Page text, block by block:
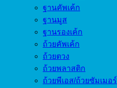
ฐานคัพเค้ก
ฐานมูส
ฐานรองเค้ก
ถ้วยคัพเค้ก
ถ้วยตวง
ถ้วยพลาสติก
ถ้วยพีเอส/ถ้วยซัมเมอร์